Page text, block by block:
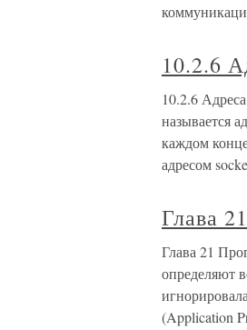
10.2.6
10.2.6
называется
каждом
адресом
Глава
Глава 21
определяют
(Application